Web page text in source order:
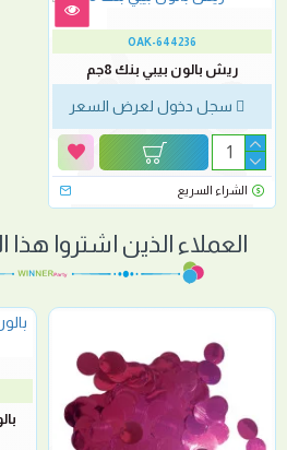
OAK-644236
ريش بالون بيبي بنك 8جم
سجل دخول لعرض السعر
الشراء السريع
العملاء الذين اشتروا هذا